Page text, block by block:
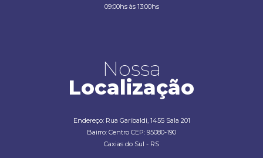
09:00hs às 13:00hs
Nossa
Localização
Endereço: Rua Garibaldi, 1455 Sala 201
Bairro: Centro CEP: 95080-190
Caxias do Sul - RS